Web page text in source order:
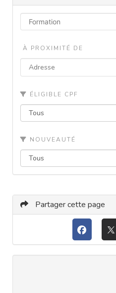
À PROXIMITÉ DE
ÉLIGIBLE CPF
NOUVEAUTÉ
Partager cette page